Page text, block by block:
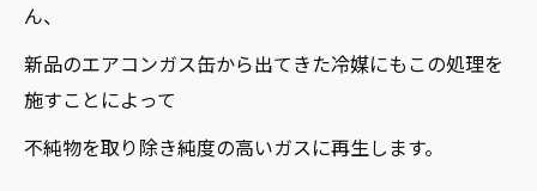
ん、
新品のエアコンガス缶から出てきた冷媒にもこの処理を
施すことによって
不純物を取り除き純度の高いガスに再生します。